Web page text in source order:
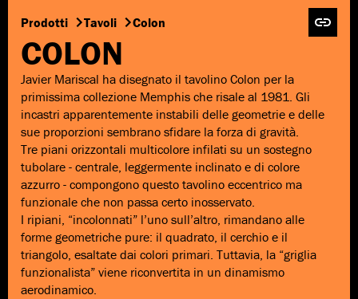
Prodotti Tavoli Colon
COLON
Javier Mariscal ha disegnato il tavolino Colon per la
primissima collezione Memphis che risale al 1981. Gli
incastri apparentemente instabili delle geometrie e delle
sue proporzioni sembrano sfidare la forza di gravità.
Tre piani orizzontali multicolore infilati su un sostegno
tubolare - centrale, leggermente inclinato e di colore
azzurro - compongono questo tavolino eccentrico ma
funzionale che non passa certo inosservato.
I ripiani, “incolonnati” l’uno sull’altro, rimandano alle
forme geometriche pure: il quadrato, il cerchio e il
triangolo, esaltate dai colori primari. Tuttavia, la “griglia
funzionalista” viene riconvertita in un dinamismo
aerodinamico.